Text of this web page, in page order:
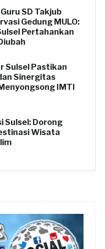
SD Takjub
Gedung MULO:
Pertahankan
Sulsel Pastikan
Sinergitas
IMTI
Sulsel: Dorong
Wisata